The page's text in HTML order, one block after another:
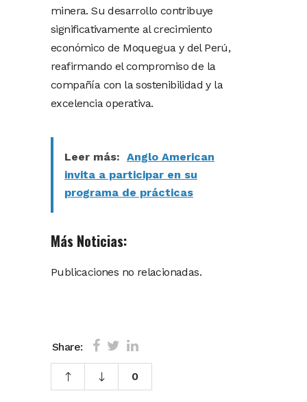
minera. Su desarrollo contribuye
significativamente al crecimiento
económico de Moquegua y del Perú,
reafirmando el compromiso de la
compañía con la sostenibilidad y la
excelencia operativa.
Leer más: Anglo American
invita a participar en su
programa de prácticas
Más Noticias:
Publicaciones no relacionadas.
Share:
0